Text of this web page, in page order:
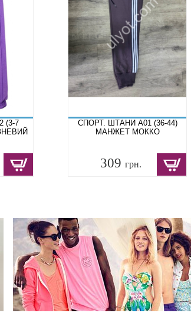
(3-7
СПОРТ. ШТАНИ A01 (36-44)
МАНЖЕТ МОККО
309 грн.